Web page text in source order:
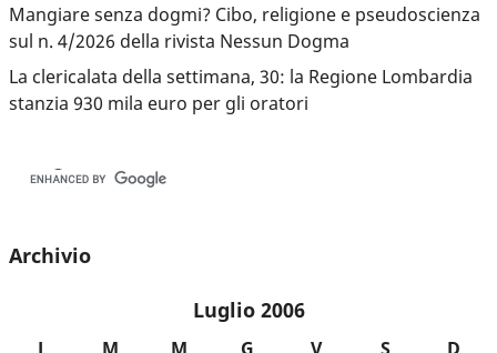
Mangiare senza dogmi? Cibo, religione e pseudoscienza
sul n. 4/2026 della rivista Nessun Dogma
La clericalata della settimana, 30: la Regione Lombardia
stanzia 930 mila euro per gli oratori
Archivio
Luglio 2006